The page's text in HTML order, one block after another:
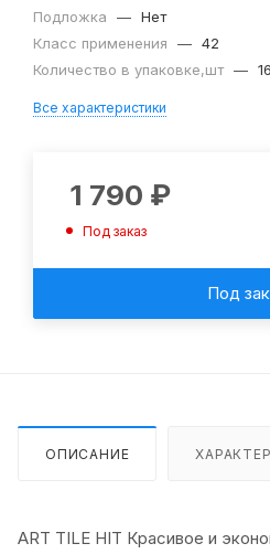
Подложка
— Нет
Класс применения
— 42
Количество в упаковке,шт — 16
Все характеристики
1 790 ₽
Под заказ
Под
ОПИСАНИЕ
ART TILE HIT Красивое и